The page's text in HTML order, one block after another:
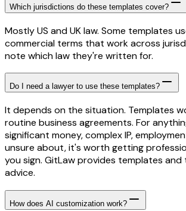
Which jurisdictions do these templates cover?
Mostly US and UK law. Some templates
commercial terms that work across
note which law they're written for.
Do I need a lawyer to use these templates?
It depends on the situation. Templates
routine business agreements. For
significant money, complex IP,
unsure about, it's worth getting
you sign. GitLaw provides templates and
advice.
How does AI customization work?